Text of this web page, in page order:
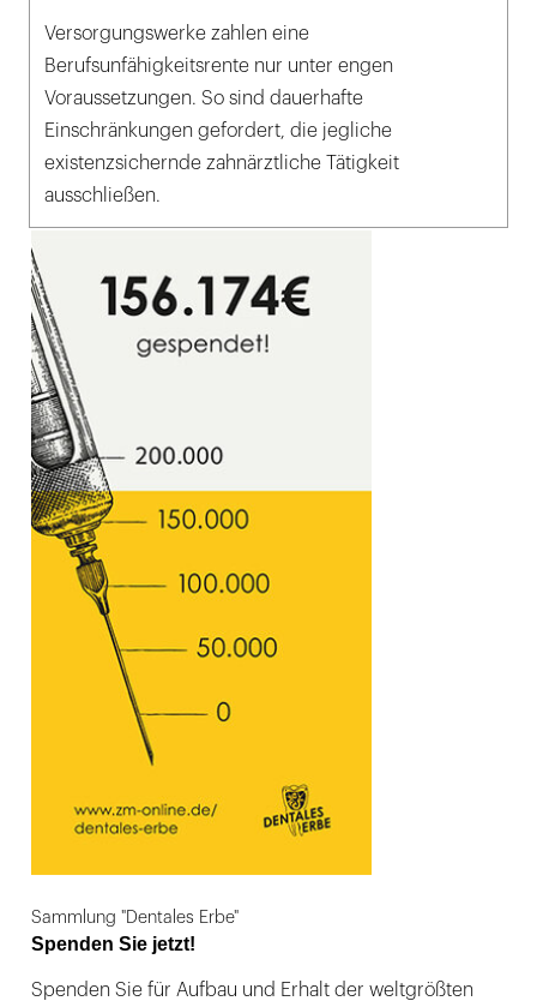
Versorgungswerke zahlen eine
Berufsunfähigkeitsrente nur unter engen
Voraussetzungen. So sind dauerhafte
Einschränkungen gefordert, die jegliche
existenzsichernde zahnärztliche Tätigkeit
ausschließen.
Sammlung "Dentales Erbe"
Spenden Sie jetzt!
Spenden Sie für Aufbau und Erhalt der weltgrößten